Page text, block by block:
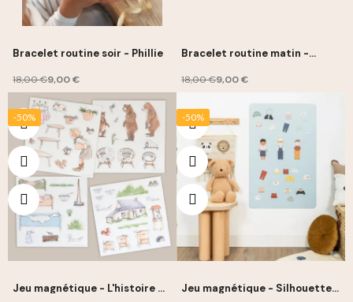
Bracelet routine soir - Phillie
18,00 €9,00 €
Bracelet routine matin -
18,00 €9,00 €
-50%
Jeu magnétique - L'histoire de
-50%
Jeu magnétique - Silhouettes